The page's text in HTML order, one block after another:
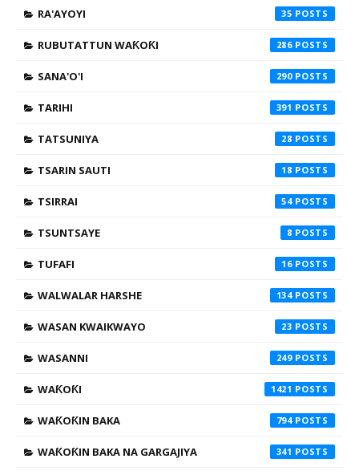
RA'AYOYI 35
RUBUTATTUN WAƘOƘI 286
SANA'O'I 290
TARIHI 391
TATSUNIYA 28
TSARIN SAUTI 18
TSIRRAI 54
TSUNTSAYE 8
TUFAFI 16
WALWALAR HARSHE 134
WASAN KWAIKWAYO 23
WASANNI 249
WAƘOƘI 1421
WAƘOƘIN BAKA 794
WAƘOƘIN BAKA NA GARGAJIYA 341